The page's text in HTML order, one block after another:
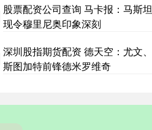
股票配资公司查询 马卡报：马斯
现令穆里尼奥印象深刻
深圳股指期货配资 德天空：尤文
斯图加特前锋德米罗维奇